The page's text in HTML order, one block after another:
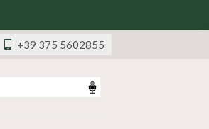
+39 375 5602855